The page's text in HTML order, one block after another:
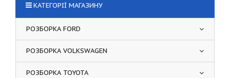
КАТЕГОРІЇ МАГАЗИНУ
РОЗБОРКА FORD
РОЗБОРКА VOLKSWAGEN
РОЗБОРКА TOYOTA